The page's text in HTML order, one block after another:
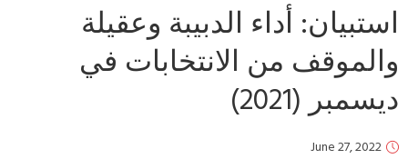
استبيان: أداء الدبيبة وعقيلة
والموقف من الانتخابات في
ديسمبر (2021)
June 27, 2022